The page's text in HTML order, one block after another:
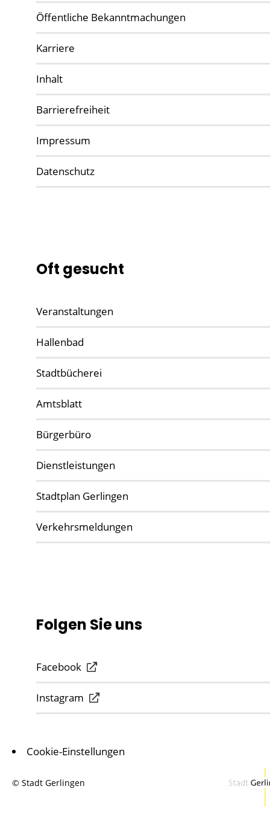
Öffentliche Bekanntmachungen
Karriere
Inhalt
Barrierefreiheit
Impressum
Datenschutz
Oft gesucht
Veranstaltungen
Hallenbad
Stadtbücherei
Amtsblatt
Bürgerbüro
Dienstleistungen
Stadtplan Gerlingen
Verkehrsmeldungen
Folgen Sie uns
Facebook
Instagram
Cookie-Einstellungen
© Stadt Gerlingen